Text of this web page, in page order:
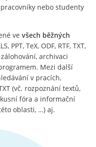
nebo studenty
ve všech běžných
PPT, TeX, ODF, RTF, TXT,
archivaci
Mezi další
v pracích,
(vč. rozpoznání textů,
fóra a informační
oblasti, …) aj.